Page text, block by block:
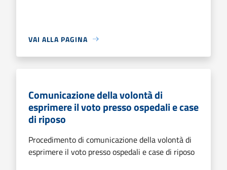
VAI ALLA PAGINA
Comunicazione della volontà di
esprimere il voto presso ospedali e case
di riposo
Procedimento di comunicazione della volontà di
esprimere il voto presso ospedali e case di riposo